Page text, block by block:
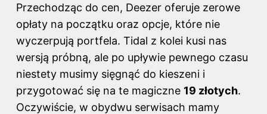
Przechodząc do cen, Deezer oferuje zerowe
opłaty na początku oraz opcje, które nie
wyczerpują portfela. Tidal z kolei kusi nas
wersją próbną, ale po upływie pewnego czasu
niestety musimy sięgnąć do kieszeni i
przygotować się na te magiczne 19 złotych.
Oczywiście, w obydwu serwisach mamy